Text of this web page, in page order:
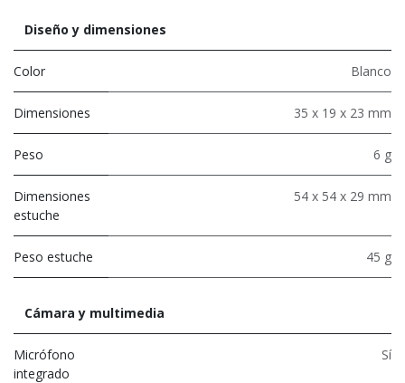
Diseño y dimensiones
Color Blanco
Dimensiones 35 x 19 x 23 mm
Peso 6 g
Dimensiones
estuche
54 x 54 x 29 mm
Peso estuche 45 g
Cámara y multimedia
Micrófono
integrado
Sí